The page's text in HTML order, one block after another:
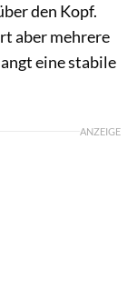
den Kopf.
aber mehrere
eine stabile
ANZEIGE